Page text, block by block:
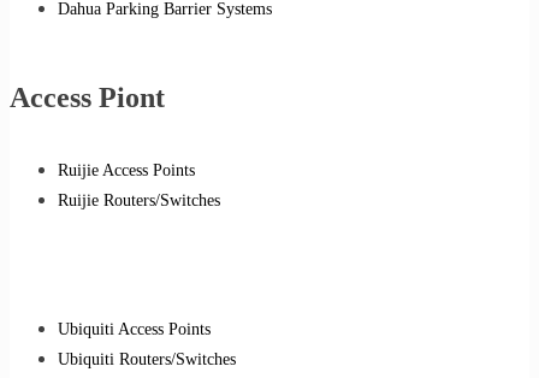
Dahua Parking Barrier Systems
Access Piont
Ruijie Access Points
Ruijie Routers/Switches
Ubiquiti Access Points
Ubiquiti Routers/Switches